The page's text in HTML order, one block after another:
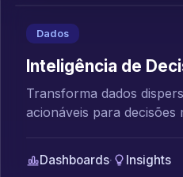
Dados
Inteligência de
Transforma dados
acionáveis para decisões
Dashboards· Insights